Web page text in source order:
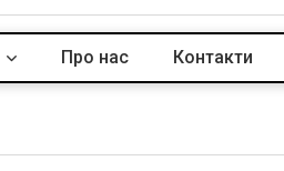
Про нас Контакти